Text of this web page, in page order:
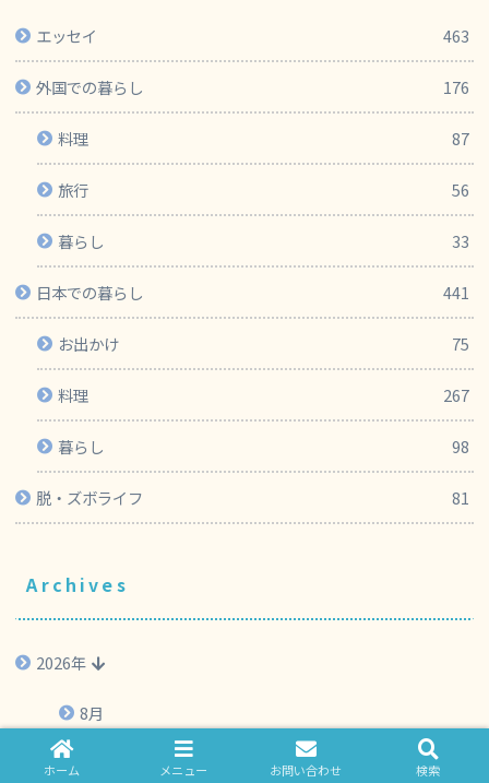
エッセイ 463
外国での暮らし 176
料理 87
旅行 56
暮らし 33
日本での暮らし 441
お出かけ 75
料理 267
暮らし 98
脱・ズボライフ 81
Archives
2026年
8月
ホーム メニュー お問い合わせ 検索